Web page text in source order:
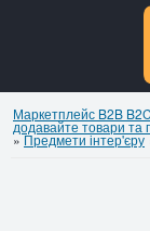
Маркетплейс B2B
додавайте товари та
»Предмети інтер'єру